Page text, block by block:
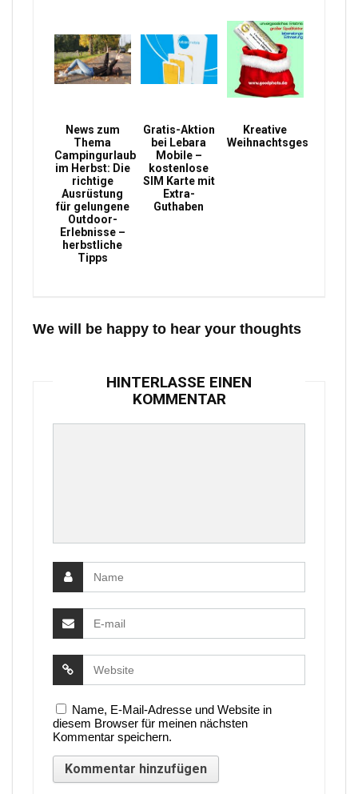
News zum
Thema
Campingurlaub
im Herbst: Die
richtige
Ausrüstung
für gelungene
Outdoor-
Erlebnisse –
herbstliche
Tipps
Gratis-Aktion
bei Lebara
Mobile –
kostenlose
SIM Karte mit
Extra-
Guthaben
Kreative
Weihnachtsgeschenke
We will be happy to hear your thoughts
HINTERLASSE EINEN
KOMMENTAR
Name, E-Mail-Adresse und Website in
diesem Browser für meinen nächsten
Kommentar speichern.